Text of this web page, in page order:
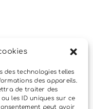
des technologies telles
des appareils.
de traiter des
les ID uniques sur ce
peut avoir